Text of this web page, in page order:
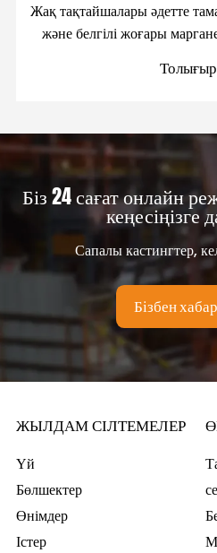
Жақ тақтайшалары әдетте
және белгілі жоғары
Біз 24 сағат онлайн
кеңесіңізге
Сапалы кастингтер,
Бізбен
ЖЫЛДАМ СІЛТЕМЕЛЕР
Үй
Бөлшектер
Өнімдер
Істер